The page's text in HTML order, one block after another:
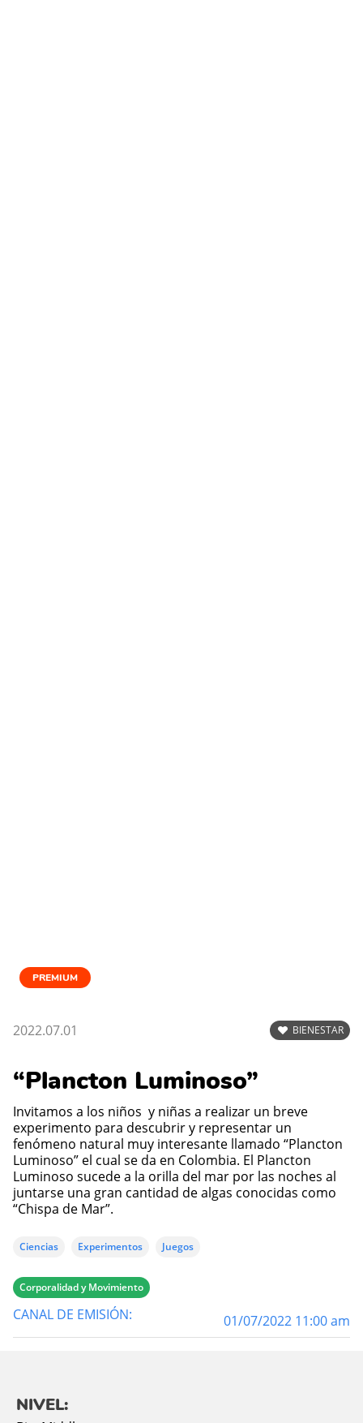
PREMIUM
2022.07.01 BIENESTAR
“Plancton Luminoso”
Invitamos a los niños y niñas a realizar un breve
experimento para descubrir y representar un
fenómeno natural muy interesante llamado “Plancton
Luminoso” el cual se da en Colombia. El Plancton
Luminoso sucede a la orilla del mar por las noches al
juntarse una gran cantidad de algas conocidas como
“Chispa de Mar”.
Ciencias Experimentos Juegos
Corporalidad y Movimiento
CANAL DE EMISIÓN: 01/07/2022 11:00 am
NIVEL: